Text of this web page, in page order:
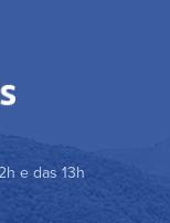
e das 13h